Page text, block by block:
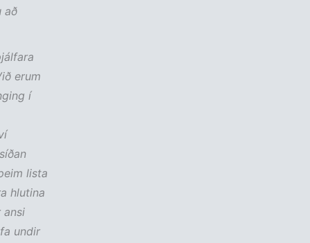
að
erum
í
lista
hlutina
ansi
undir